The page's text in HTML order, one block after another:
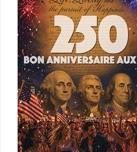
spécialement pour les expatriés
donc vraiment recommandé
professionnels pour éviter des
résultats non voulus. Par
Floride,tenancy by entireties
titré au nom de deux personnes
que l’époux survivant hérite de la
un testament stipule le contraire. Il
la succession d’une personne
cette personne peut déshériter
de la résidence familiale le «
enfants sont mineurs) car il n’y a